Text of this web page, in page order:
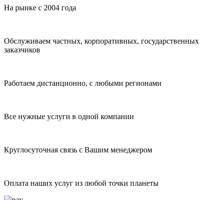
На рынке с 2004 года
Обслуживаем частных, корпоративных, государственных
заказчиков
Работаем дистанционно, с любыми регионами
Все нужные услуги в одной компании
Круглосуточная связь с Вашим менеджером
Оплата наших услуг из любой точки планеты